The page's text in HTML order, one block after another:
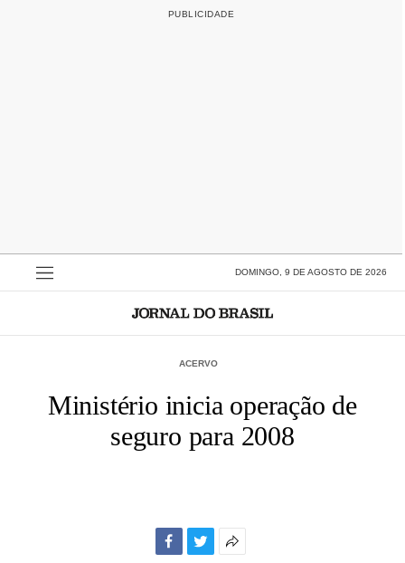
DOMINGO, 9 DE AGOSTO DE 2026
ACERVO
Ministério inicia operação de
seguro para 2008